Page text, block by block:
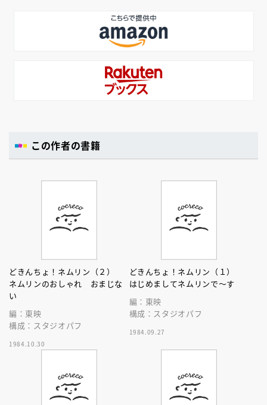
この作者の書籍
どきんちょ！ネムリン（２）
ネムリンのおしゃれ おまじな
い
編：東映
構成：スタジオパフ
1984.10.30
どきんちょ！ネムリン（１）
はじめましてネムリンで～す
編：東映
構成：スタジオパフ
1984.09.27